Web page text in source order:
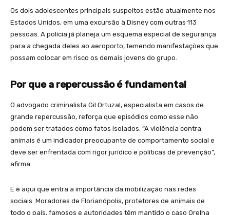
Os dois adolescentes principais suspeitos estão atualmente nos
Estados Unidos, em uma excursão à Disney com outras 113
pessoas. A polícia já planeja um esquema especial de segurança
para a chegada deles ao aeroporto, temendo manifestações que
possam colocar em risco os demais jovens do grupo.
Por que a repercussão é fundamental
O advogado criminalista Gil Ortuzal, especialista em casos de
grande repercussão, reforça que episódios como esse não
podem ser tratados como fatos isolados. “A violência contra
animais é um indicador preocupante de comportamento social e
deve ser enfrentada com rigor jurídico e políticas de prevenção”,
afirma.
E é aqui que entra a importância da mobilização nas redes
sociais. Moradores de Florianópolis, protetores de animais de
todo o país, famosos e autoridades têm mantido o caso Orelha